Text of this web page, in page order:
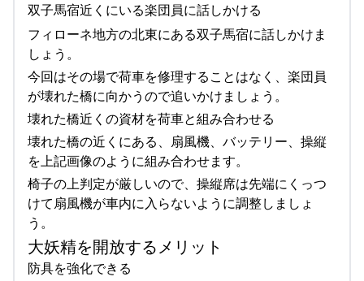
双子馬宿近くにいる楽団員に話しかける
フィローネ地方の北東にある双子馬宿に話しかけま
しょう。
今回はその場で荷車を修理することはなく、楽団員
が壊れた橋に向かうので追いかけましょう。
壊れた橋近くの資材を荷車と組み合わせる
壊れた橋の近くにある、扇風機、バッテリー、操縦
を上記画像のように組み合わせます。
椅子の上判定が厳しいので、操縦席は先端にくっつ
けて扇風機が車内に入らないように調整しましょ
う。
大妖精を開放するメリット
防具を強化できる